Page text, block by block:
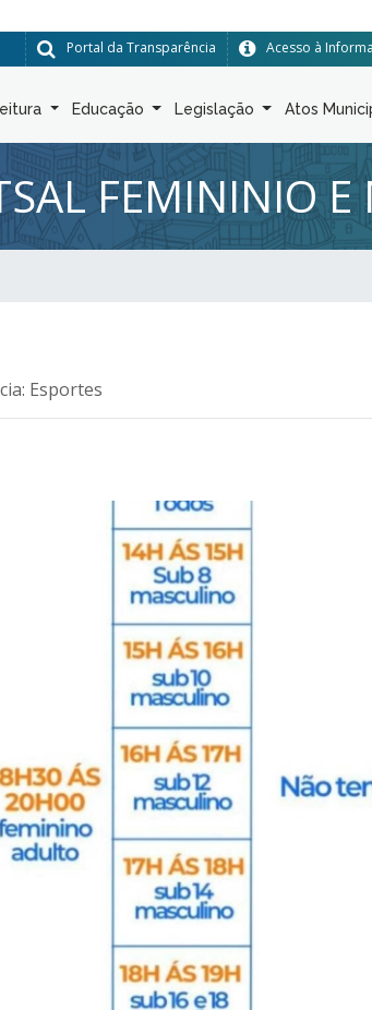
Acesso à
Portal da Transparência
Educação Legislação Atos
FEMININIO
Esportes